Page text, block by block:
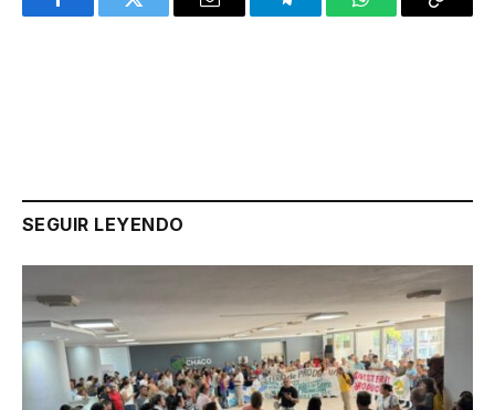
FacebookTwitter Email TelegramWhatsAppCopy
SEGUIR LEYENDO